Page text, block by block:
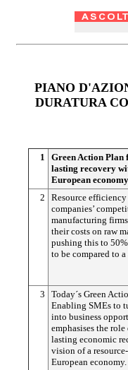
PIANO
DURATURA
1
Green Action Plan
lasting recovery
European economy
2
Resource
companies’
manufacturing
their costs on raw
pushing this to
to be compared to
3
Today´s Green
Enabling SMEs to
into business
emphasises the
lasting economic
vision of a
European economy.